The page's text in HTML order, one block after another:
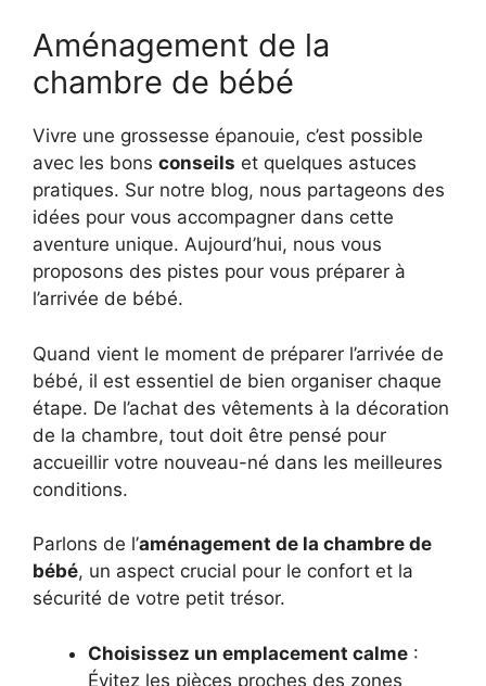
Aménagement de la
chambre de bébé
Vivre une grossesse épanouie, c’est possible
avec les bons conseils et quelques astuces
pratiques. Sur notre blog, nous partageons des
idées pour vous accompagner dans cette
aventure unique. Aujourd’hui, nous vous
proposons des pistes pour vous préparer à
l’arrivée de bébé.
Quand vient le moment de préparer l’arrivée de
bébé, il est essentiel de bien organiser chaque
étape. De l’achat des vêtements à la décoration
de la chambre, tout doit être pensé pour
accueillir votre nouveau-né dans les meilleures
conditions.
Parlons de l’aménagement de la chambre de
bébé, un aspect crucial pour le confort et la
sécurité de votre petit trésor.
Choisissez un emplacement calme :
Évitez les pièces proches des zones